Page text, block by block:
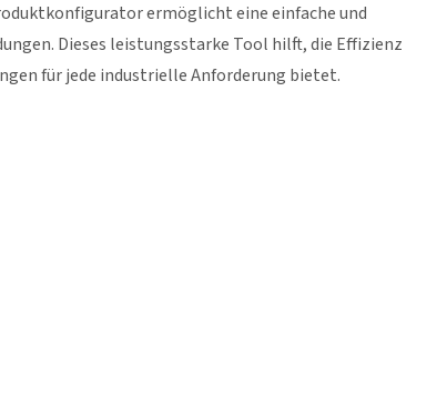
ermöglicht eine einfache und
Dieses leistungsstarke Tool hilft, die Effizienz
für jede industrielle Anforderung bietet.